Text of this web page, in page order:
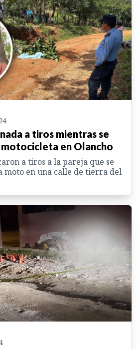
a tiros mientras se
motocicleta en Olancho
a tiros a la pareja que se
moto en una calle de tierra del